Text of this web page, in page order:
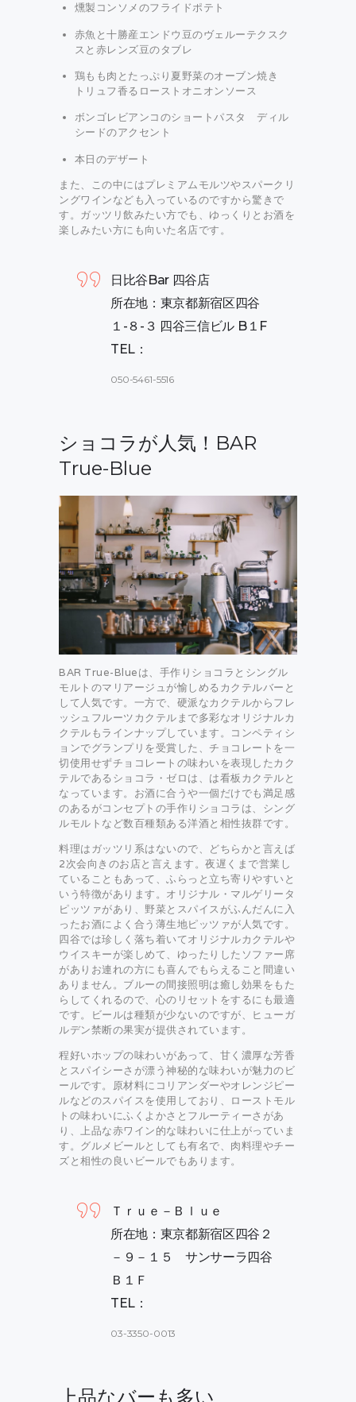
燻製コンソメのフライドポテト
赤魚と十勝産エンドウ豆のヴェルーテクスク
スと赤レンズ豆のタブレ
鶏もも肉とたっぷり夏野菜のオーブン焼き
トリュフ香るローストオニオンソース
ボンゴレビアンコのショートパスタ ディル
シードのアクセント
本日のデザート
また、この中にはプレミアムモルツやスパークリ
ングワインなども入っているのですから驚きで
す。ガッツリ飲みたい方でも、ゆっくりとお酒を
楽しみたい方にも向いた名店です。
日比谷Bar 四谷店
所在地：東京都新宿区四谷
１-８-３ 四谷三信ビル B１F
TEL：
050-5461-5516
ショコラが人気！BAR
True-Blue
BAR True-Blueは、手作りショコラとシングル
モルトのマリアージュが愉しめるカクテルバーと
して人気です。一方で、硬派なカクテルからフレ
ッシュフルーツカクテルまで多彩なオリジナルカ
クテルもラインナップしています。コンペティシ
ョンでグランプリを受賞した、チョコレートを一
切使用せずチョコレートの味わいを表現したカク
テルであるショコラ・ゼロは、は看板カクテルと
なっています。お酒に合うや一個だけでも満足感
のあるがコンセプトの手作りショコラは、シング
ルモルトなど数百種類ある洋酒と相性抜群です。
料理はガッツリ系はないので、どちらかと言えば
2次会向きのお店と言えます。夜遅くまで営業し
ていることもあって、ふらっと立ち寄りやすいと
いう特徴があります。オリジナル・マルゲリータ
ピッツァがあり、野菜とスパイスがふんだんに入
ったお酒によく合う薄生地ピッツァが人気です。
四谷では珍しく落ち着いてオリジナルカクテルや
ウイスキーが楽しめて、ゆったりしたソファー席
がありお連れの方にも喜んでもらえること間違い
ありません。ブルーの間接照明は癒し効果をもた
らしてくれるので、心のリセットをするにも最適
です。ビールは種類が少ないのですが、ヒューガ
ルデン禁断の果実が提供されています。
程好いホップの味わいがあって、甘く濃厚な芳香
とスパイシーさが漂う神秘的な味わいが魅力のビ
ールです。原材料にコリアンダーやオレンジピー
ルなどのスパイスを使用しており、ローストモル
トの味わいにふくよかさとフルーティーさがあ
り、上品な赤ワイン的な味わいに仕上がっていま
す。グルメビールとしても有名で、肉料理やチー
ズと相性の良いビールでもあります。
Ｔｒｕｅ－Ｂｌｕｅ
所在地：東京都新宿区四谷２
－９－１５ サンサーラ四谷
Ｂ１Ｆ
TEL：
03-3350-0013
上品なバーも多い